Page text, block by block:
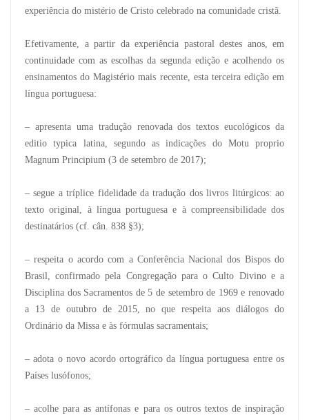
experiência do mistério de Cristo celebrado na comunidade cristã.
Efetivamente, a partir da experiência pastoral destes anos, em
continuidade com as escolhas da segunda edição e acolhendo os
ensinamentos do Magistério mais recente, esta terceira edição em
língua portuguesa:
– apresenta uma tradução renovada dos textos eucológicos da
editio typica latina, segundo as indicações do Motu proprio
Magnum Principium (3 de setembro de 2017);
– segue a tríplice fidelidade da tradução dos livros litúrgicos: ao
texto original, à língua portuguesa e à compreensibilidade dos
destinatários (cf. cân. 838 §3);
– respeita o acordo com a Conferência Nacional dos Bispos do
Brasil, confirmado pela Congregação para o Culto Divino e a
Disciplina dos Sacramentos de 5 de setembro de 1969 e renovado
a 13 de outubro de 2015, no que respeita aos diálogos do
Ordinário da Missa e às fórmulas sacramentais;
– adota o novo acordo ortográfico da língua portuguesa entre os
Países lusófonos;
– acolhe para as antífonas e para os outros textos de inspiração